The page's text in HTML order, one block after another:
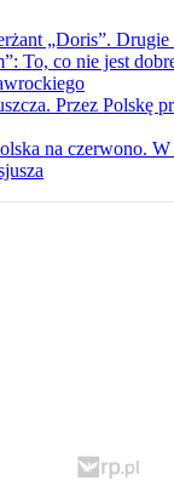
„Doris”.
To, co nie jest
Przez Polskę
na czerwono.